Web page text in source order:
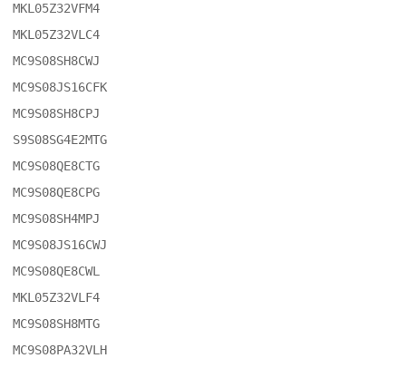
MKL05Z32VFM4
MKL05Z32VLC4
MC9S08SH8CWJ
MC9S08JS16CFK
MC9S08SH8CPJ
S9S08SG4E2MTG
MC9S08QE8CTG
MC9S08QE8CPG
MC9S08SH4MPJ
MC9S08JS16CWJ
MC9S08QE8CWL
MKL05Z32VLF4
MC9S08SH8MTG
MC9S08PA32VLH